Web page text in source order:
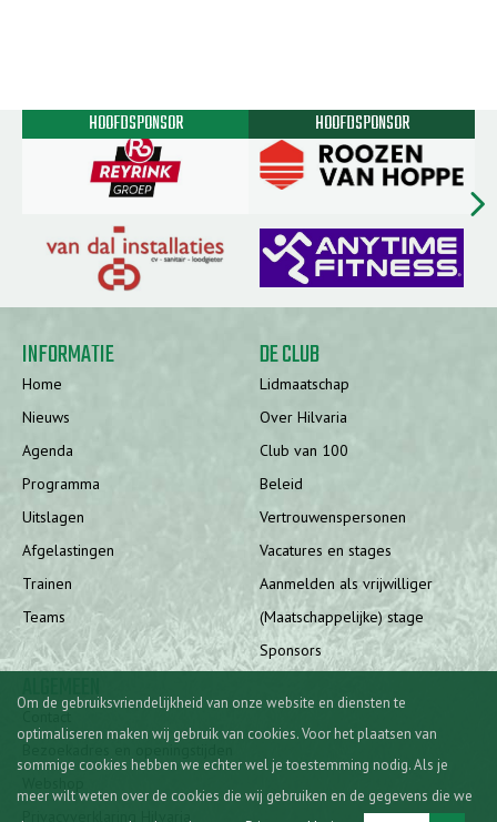
HOOFDSPONSOR HOOFDSPONSOR
INFORMATIE
Home
Nieuws
Agenda
Programma
Uitslagen
Afgelastingen
Trainen
Teams
DE CLUB
Lidmaatschap
Over Hilvaria
Club van 100
Beleid
Vertrouwenspersonen
Vacatures en stages
Aanmelden als vrijwilliger
(Maatschappelijke) stage
Sponsors
ALGEMEEN
Contact
Om de gebruiksvriendelijkheid van onze website en diensten te
optimaliseren maken wij gebruik van cookies. Voor het plaatsen van
sommige cookies hebben we echter wel je toestemming nodig. Als je
meer wilt weten over de cookies die wij gebruiken en de gegevens die we